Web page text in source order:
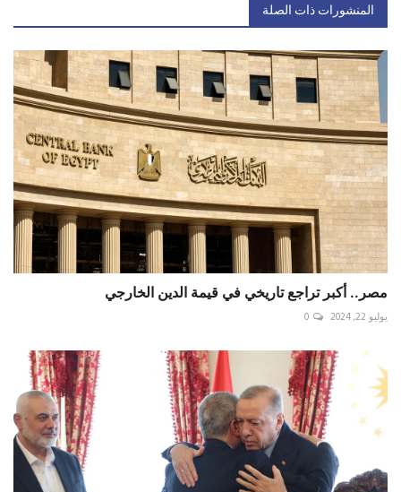
المنشورات ذات الصلة
مصر.. أكبر تراجع تاريخي في قيمة الدين الخارجي
يوليو 22, 2024 0